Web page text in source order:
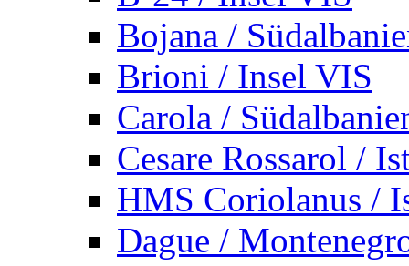
Bojana /
Brioni / Insel VIS
Carola /
Cesare Rossarol /
HMS Coriolanus /
Dague /